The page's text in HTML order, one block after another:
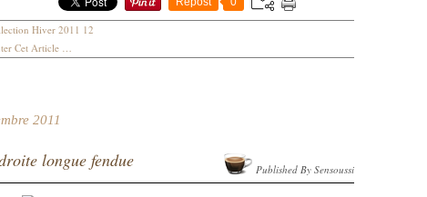
Hiver 2011 12
Cet Article …
2011
longue fendue Published By Sensoussi